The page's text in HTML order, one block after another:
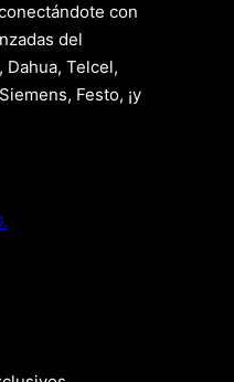
con
del
Dahua, Telcel,
Festo, ¡y